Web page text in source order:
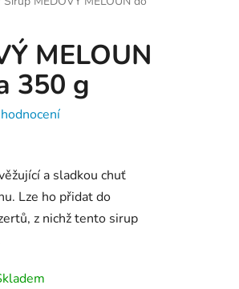
MELOUN
350 g
a sladkou chuť
Lze ho přidat do
z nichž tento sirup